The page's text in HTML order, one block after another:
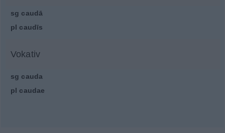
sg caudā
pl caudīs
Vokativ
sg cauda
pl caudae